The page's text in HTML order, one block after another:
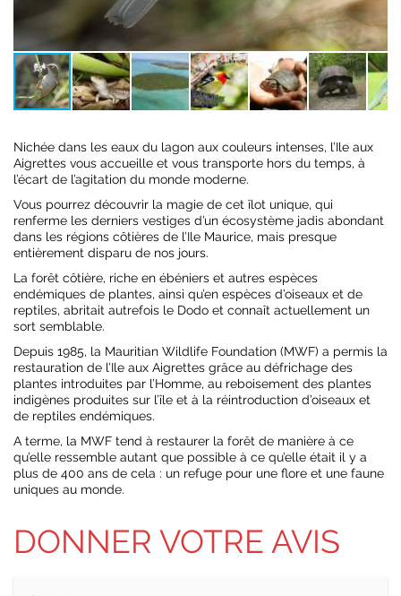
Nichée dans les eaux du lagon aux couleurs intenses, l’Ile aux
Aigrettes vous accueille et vous transporte hors du temps, à
l’écart de l’agitation du monde moderne.
Vous pourrez découvrir la magie de cet îlot unique, qui
renferme les derniers vestiges d’un écosystème jadis abondant
dans les régions côtières de l’Ile Maurice, mais presque
entièrement disparu de nos jours.
La forêt côtière, riche en ébéniers et autres espèces
endémiques de plantes, ainsi qu’en espèces d’oiseaux et de
reptiles, abritait autrefois le Dodo et connaît actuellement un
sort semblable.
Depuis 1985, la Mauritian Wildlife Foundation (MWF) a permis la
restauration de l’Ile aux Aigrettes grâce au défrichage des
plantes introduites par l’Homme, au reboisement des plantes
indigènes produites sur l’île et à la réintroduction d’oiseaux et
de reptiles endémiques.
A terme, la MWF tend à restaurer la forêt de manière à ce
qu’elle ressemble autant que possible à ce qu’elle était il y a
plus de 400 ans de cela : un refuge pour une flore et une faune
uniques au monde.
DONNER VOTRE AVIS